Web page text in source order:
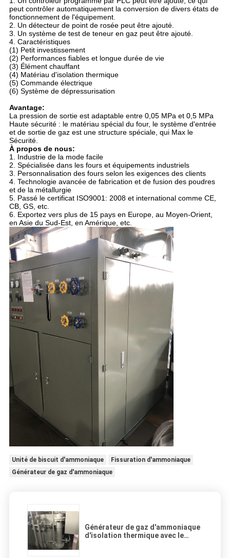
peut contrôler automatiquement la conversion de divers états de
fonctionnement de l'équipement.
2. Un détecteur de point de rosée peut être ajouté.
3. Un système de test de teneur en gaz peut être ajouté.
4. Caractéristiques
(1) Petit investissement
(2) Performances fiables et longue durée de vie
(3) Élément chauffant
(4) Matériau d'isolation thermique
(5) Commande électrique
(6) Système de dépressurisation
Avantage:
La pression de sortie est adaptable entre 0,05 MPa et 0,5 MPa
Haute sécurité : le matériau spécial du four, le système d'entrée
et de sortie de gaz est une structure spéciale, qui Max le
Sécurité.
À propos de nous:
1. Industrie de la mode facile
2. Spécialisée dans les fours et équipements industriels
3. Personnalisation des fours selon les exigences des clients
4. Technologie avancée de fabrication et de fusion des poudres
et de la métallurgie
5. Passé le certificat ISO9001: 2008 et international comme CE,
CB, GS, etc.
6. Exportez vers plus de 15 pays en Europe, au Moyen-Orient,
en Asie du Sud-Est, en Amérique, etc.
Unité de biscuit d'ammoniaque
Fissuration d'ammoniaque
Générateur de gaz d'ammoniaque
Générateur de gaz d'ammoniaque
d'isolation thermique avec le